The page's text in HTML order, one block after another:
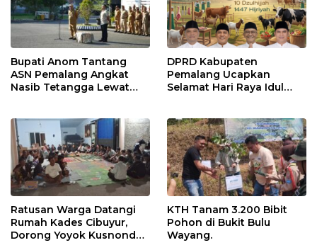
Bupati Anom Tantang
ASN Pemalang Angkat
Nasib Tetangga Lewat
DPRD Kabupaten
Pemalang Ucapkan
Selamat Hari Raya Idul
Ratusan Warga Datangi
Rumah Kades Cibuyur,
Dorong Yoyok Kusnondo
KTH Tanam 3.200 Bibit
Pohon di Bukit Bulu
Wayang.